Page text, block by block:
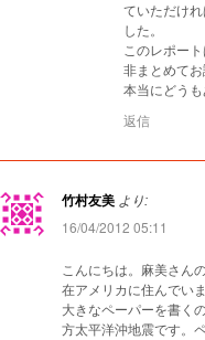
ていただけ
した。
このレポー
非まとめてお
本当にどうも
返信
竹村友美 より:
16/04/2012 05:11
こんにちは。麻美さん
在アメリカに住んでい
大きなペーパーを書く
方太平洋沖地震です。